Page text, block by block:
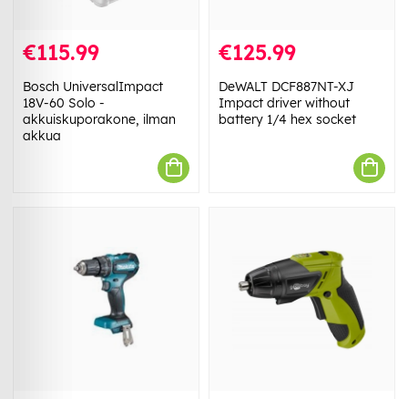
€115.99
Bosch UniversalImpact
18V-60 Solo -
akkuiskuporakone, ilman
akkua
€125.99
DeWALT DCF887NT-XJ
Impact driver without
battery 1/4 hex socket